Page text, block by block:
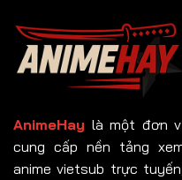
AnimeHay là một đơn
cung cấp nền tảng
anime vietsub trực tuyến,